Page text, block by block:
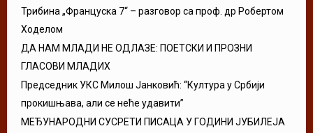
Трибина „Француска 7“ – разговор са проф. др Робертом
Ходелом
ДА НАМ МЛАДИ НЕ ОДЛАЗЕ: ПОЕТСКИ И ПРОЗНИ
ГЛАСОВИ МЛАДИХ
Председник УКС Милош Јанковић: “Култура у Србији
прокишњава, али се неће удавити”
МЕЂУНАРОДНИ СУСРЕТИ ПИСАЦА У ГОДИНИ ЈУБИЛЕЈА